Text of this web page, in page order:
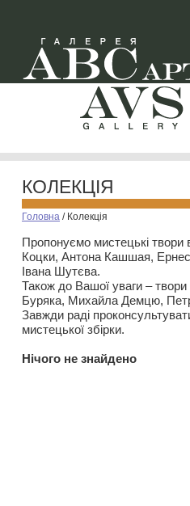
КОЛЕКЦІЯ
Головна / Колекція
Пропонуємо мистецькі твори
Коцки, Антона Кашшая,
Івана Шутєва.
Також до Вашої уваги – твори
Буряка, Михайла Демцю,
Завжди раді
мистецької збірки.
Нiчого не знайдено